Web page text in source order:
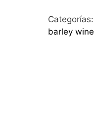
Categorías:
barley wine